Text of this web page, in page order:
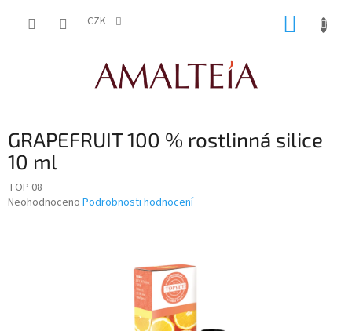
CZK
GRAPEFRUIT 100 % rostlinná silice
10 ml
TOP 08
Průměrné
Neohodnoceno Podrobnosti hodnocení